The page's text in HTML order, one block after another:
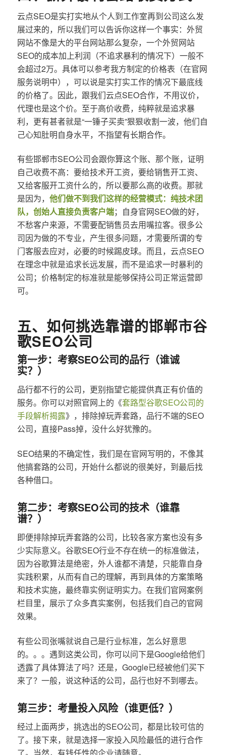
云点SEO是实打实地从个人到工作室再到公司这么发
展过来的，所以我们可以告诉你这样一个事实：外贸
网站不像是大的平台网站那么复杂，一个外贸网站
SEO的成本加上利润（不追求暴利的情况下）一般不
会超过2万。具体可以参考我方制定的价格表（在官网
服务说明中），可以说是实打实工作的情况下最底线
的价格了。因此，跟我们云点SEO合作，不用议价，
代理也是这个价。至于高价收费，纯粹就是追求暴
利，更有甚者就是“一锤子买卖”狠狠收割一波，他们自
己心知肚明自身水平，不指望有长期合作。
有些邯郸市SEO公司会跟你算这个账、那个账，证明
自己收费不高：要给技术开工资，要给销售开工资、
又给客服开工资什么的，所以要那么高的收费。那就
是因为， 他们做不到我们这样的经营模式：纯技术团
队，创始人直接负责客户端；自身官网SEO做的好，
不愁客户来源，不需要配销售员去用嘴拉客。很多公
司因为做的不专业，产生很多问题，才需要所谓的专
门客服去应对，必要的时候踢皮球。而且，云点SEO
在理念中就是追求长远发展，而不是追求一时暴利的
公司；价格制定的标准就是能够保持公司正常运营即
可。
五、如何挑选靠谱的邯郸市谷
歌SEO公司
第一步：考察SEO公司的品行（谁诚
实？）
品行都不行的公司，更别指望它能提供真正有价值的
服务。你可以对照官网上的《套路型谷歌SEO公司的
手段解析揭露》，排除掉玩弄套路，品行不端的SEO
公司，直接Pass掉，没什么好犹豫的。
SEO结果的不确定性，我们是在官网写明的，不像其
他搞套路的公司，开始什么都说的很美好，到最后找
各种借口。
第二步：考察SEO公司的技术（谁靠
谱？）
即便排除掉玩弄套路的公司，比较各家方案也没有多
少实际意义。谷歌SEO行业不存在统一的标准做法，
因为谷歌算法是绝密，外人谁都不清楚，只能靠自身
实践积累，从而有自己的理解，再到具体的方案策略
和技术实施，最终靠实例证明实力。在我们官网案例
栏目里，展示了众多真实案例，包括我们自己的官网
效果。
有些公司张嘴就说自己是行业标准，怎么好意思
的。。。遇到这类公司，你可以问下是Google给他们
透露了具体算法了吗？还是，Google已经被他们买下
来了？一般，说这种话的公司，品行也好不到哪去。
第三步：考量投入风险（谁更低？）
经过上面两步，挑选出的SEO公司，都是比较可信的
了。接下来，就是选择一家投入风险最低的进行合作